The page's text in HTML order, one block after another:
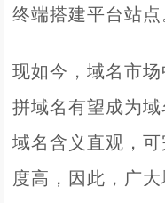
终端搭建平台站点
现如今，域名市
拼域名有望成为
域名含义直观，
度高，因此，广